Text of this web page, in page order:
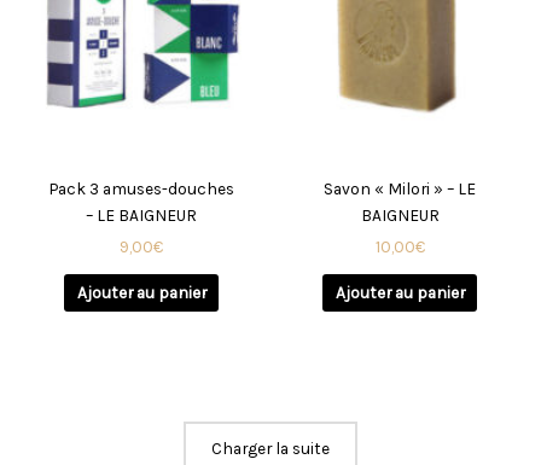
Pack 3 amuses-douches
– LE BAIGNEUR
9,00€
Ajouter au panier
Savon « Milori » – LE
BAIGNEUR
10,00€
Ajouter au panier
Charger la suite